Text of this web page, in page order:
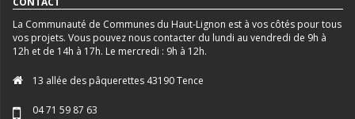
La Communauté de Communes du Haut-Lignon est à vos côtés pour tous
vos projets. Vous pouvez nous contacter du lundi au vendredi de 9h à
12h et de 14h à 17h. Le mercredi : 9h à 12h.
13 allée des pâquerettes 43190 Tence
04 71 59 87 63